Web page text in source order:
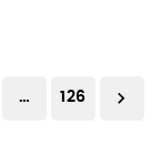
… 126 